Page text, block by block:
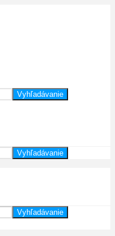
Vyhľadávanie
Vyhľadávanie
Vyhľadávanie